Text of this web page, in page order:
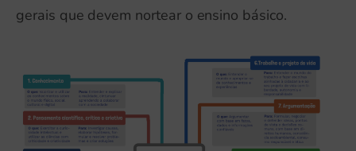
gerais que devem nortear o ensino básico.